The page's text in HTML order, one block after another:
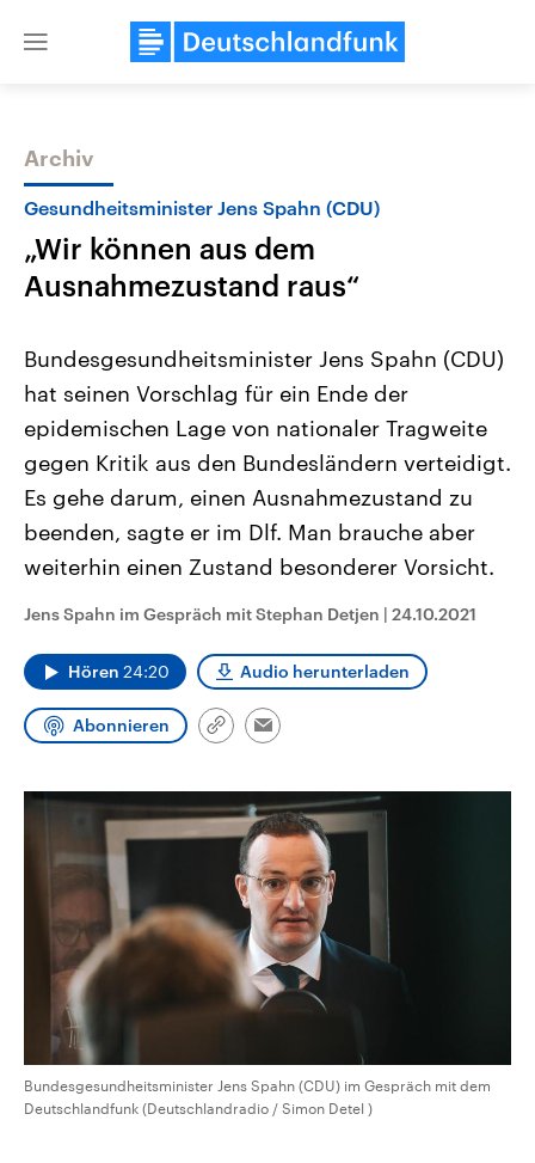
Close
Themen
USA
Aktuelle Beiträge, Analysen und
Hintergründe
Wirtschaftlich und militärisch
gehören die Vereinigten Staaten zu
den mächtigsten Ländern der Erde,
mit großem Einfluss auf das
aktuelle Weltgeschehen.
Nahostkonflikt
Aktuelle Lage und
Der Überfall der
Terrororganisation Hamas
Oktober 2023 auf Israel
Region wieder die Gewalt
Israel möchte die Hamas
Libanon vom Iran
Sendungen Programm Podcasts
Audio-Archiv
Archiv
Gesundheitsminister Jens Spahn (CDU)
„Wir können aus dem
Ausnahmezustand raus“
Bundesgesundheitsminister Jens Spahn (CDU)
hat seinen Vorschlag für ein Ende der
epidemischen Lage von nationaler Tragweite
gegen Kritik aus den Bundesländern verteidigt.
Es gehe darum, einen Ausnahmezustand zu
beenden, sagte er im Dlf. Man brauche aber
weiterhin einen Zustand besonderer Vorsicht.
Jens Spahn im Gespräch mit Stephan Detjen | 24.10.2021
Hören 24:20 Audio herunterladen
Abonnieren
Link
Email
Bundesgesundheitsminister Jens Spahn (CDU) im Gespräch mit dem
Deutschlandfunk (Deutschlandradio / Simon Detel )